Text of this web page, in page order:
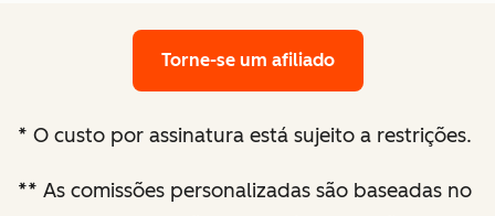
de ganhar mais
otimização de
Recomendações
Torne-se um afiliado
* O custo por assinatura está sujeito a restrições.
** As comissões personalizadas são baseadas no